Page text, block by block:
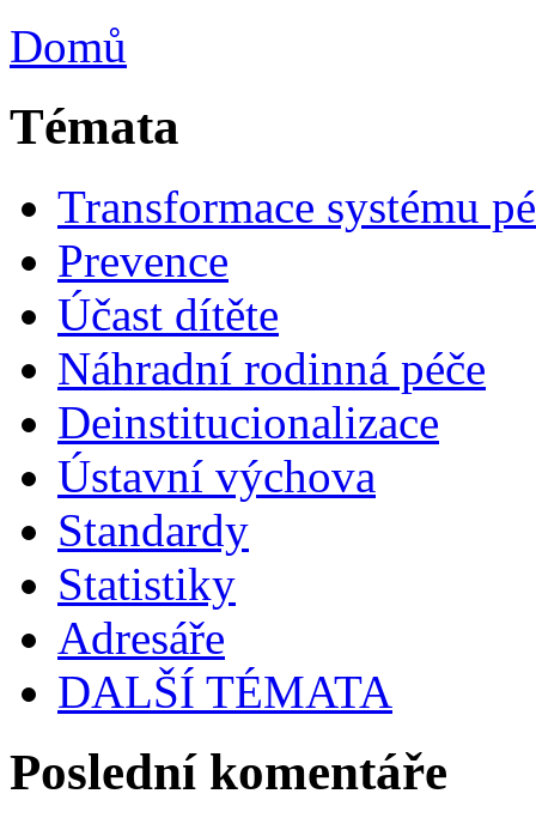
Domů
Témata
Transformace systému
Prevence
Účast dítěte
Náhradní rodinná péče
Deinstitucionalizace
Ústavní výchova
Standardy
Statistiky
Adresáře
DALŠÍ TÉMATA
Poslední komentáře